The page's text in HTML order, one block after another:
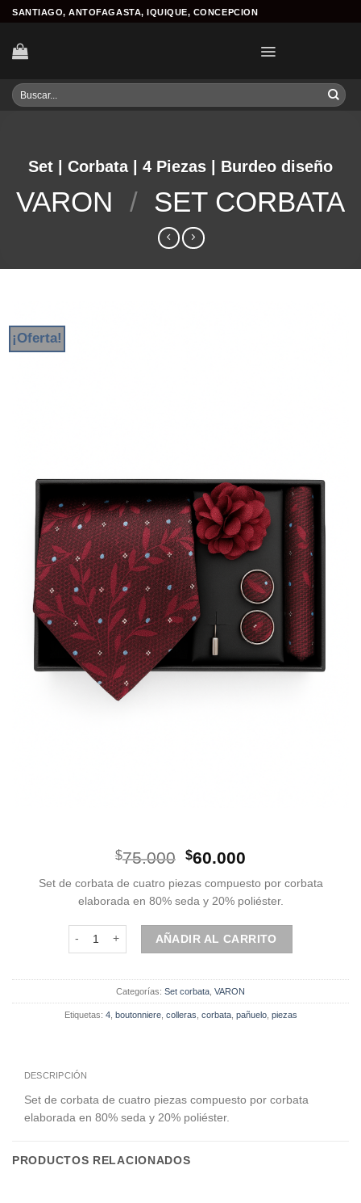
Skip
content
SANTIAGO, ANTOFAGASTA, IQUIQUE, CONCEPCION
Buscar
por:
Set | Corbata | 4 Piezas | Burdeo diseño
VARON / SET CORBATA
¡Oferta!
$75.000 El
original
era:
$75.000.
$60.000
actual
es:
$60.000.
Set de corbata de cuatro piezas compuesto por corbata
elaborada en 80% seda y 20% poliéster.
Set | Corbata | 4 Piezas | Burdeo diseño cantidad
AÑADIR AL CARRITO
Categorías: Set corbata VARON
Etiquetas: 4, boutonniere, colleras corbata, pañuelo, piezas
DESCRIPCIÓN
Set de corbata de cuatro piezas compuesto por corbata
elaborada en 80% seda y 20% poliéster.
PRODUCTOS RELACIONADOS